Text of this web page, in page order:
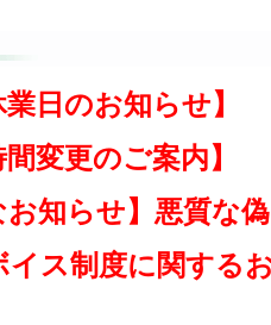
業日のお知らせ】
間変更のご案内】
お知らせ】悪質な
イス制度に関する